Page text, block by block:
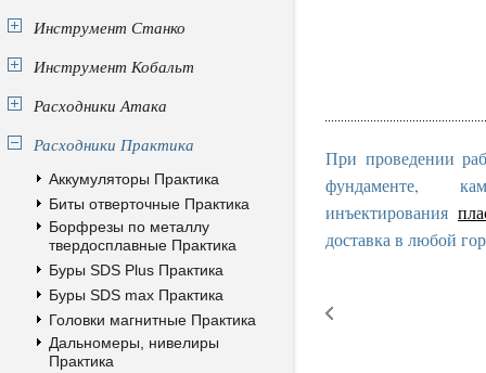
Инструмент Станко
Инструмент Кобальт
Расходники Атака
Расходники Практика
Аккумуляторы Практика
Биты отверточные Практика
Борфрезы по металлу
твердосплавные Практика
Буры SDS Plus Практика
Буры SDS max Практика
Головки магнитные Практика
Дальномеры, нивелиры
Практика
При проведении
фундаменте,
инъектирования
доставка в любой